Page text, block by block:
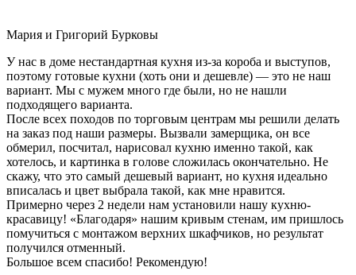
Мария и Григорий Бурковы
У нас в доме нестандартная кухня из-за короба и выступов,
поэтому готовые кухни (хоть они и дешевле) — это не наш
вариант. Мы с мужем много где были, но не нашли
подходящего варианта.
После всех походов по торговым центрам мы решили делать
на заказ под наши размеры. Вызвали замерщика, он все
обмерил, посчитал, нарисовал кухню именно такой, как
хотелось, и картинка в голове сложилась окончательно. Не
скажу, что это самый дешевый вариант, но кухня идеально
вписалась и цвет выбрала такой, как мне нравится.
Примерно через 2 недели нам установили нашу кухню-
красавицу! «Благодаря» нашим кривым стенам, им пришлось
помучиться с монтажом верхних шкафчиков, но результат
получился отменный.
Большое всем спасибо! Рекомендую!